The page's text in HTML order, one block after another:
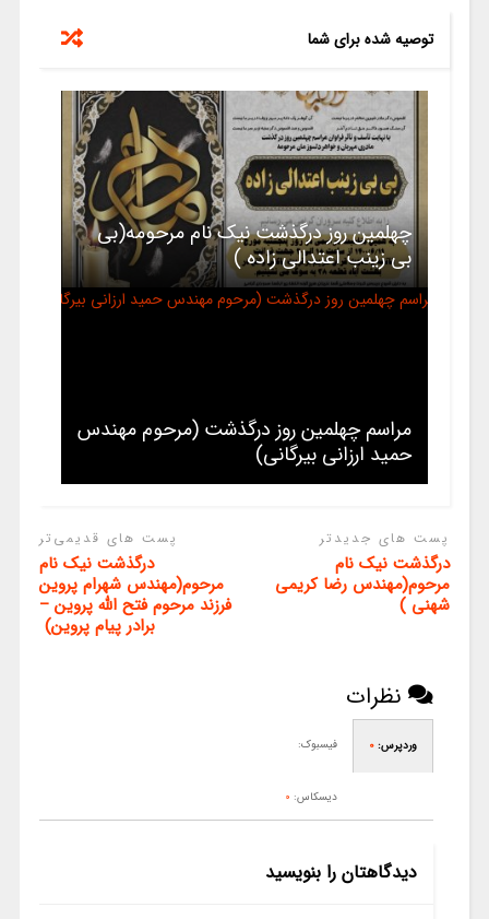
توصیه شده برای شما
چهلمین روز درگذشت نیک نام مرحومه(بی
بی زینب اعتدالی زاده )
مراسم چهلمین روز درگذشت (مرحوم مهندس
حمید ارزانی بیرگانی)
پست های جدیدتر
درگذشت نیک نام
مرحوم(مهندس رضا کریمی
شهنی )
پست های قدیمی‌تر
درگذشت نیک نام
مرحوم(مهندس شهرام پروین
فرزند مرحوم فتح الله پروین –
برادر پیام پروین)
نظرات
وردپرس: 0 فیسبوک:
دیسکاس: 0
دیدگاهتان را بنویسید